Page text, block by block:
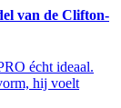
van de Clifton-
écht ideaal.
hij voelt